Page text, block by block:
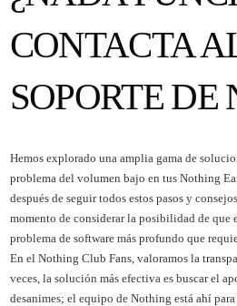
CONTACTA
SOPORTE
Hemos explorado una amplia gama de
problema del volumen bajo en tus Nothing
después de seguir todos estos pasos y
momento de considerar la posibilidad de que
problema de software más profundo que
En el Nothing Club Fans, valoramos la
veces, la solución más efectiva es buscar el
desanimes; el equipo de Nothing está ahí